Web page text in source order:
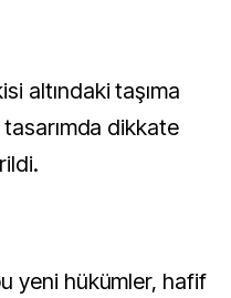
altındaki taşıma
tasarımda dikkate
yeni hükümler, hafif